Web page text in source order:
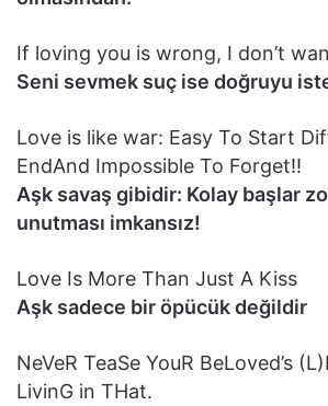
If loving you is wrong, I don’t
Seni sevmek suç ise doğruyu
Love is like war: Easy To Start
EndAnd Impossible To Forget!!
Aşk savaş gibidir: Kolay başlar
unutması imkansız!
Love Is More Than Just A Kiss
Aşk sadece bir öpücük değildir
NeVeR TeaSe YouR BeLoved’s
LivinG in THat.